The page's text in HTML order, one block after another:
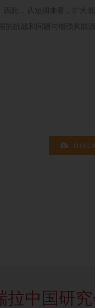
此，从短期来看，扩大
的挑战和问题与增强其能
拉中国研